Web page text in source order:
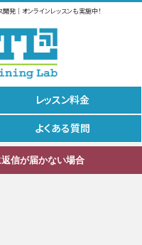
発｜オンラインレッスンも実施中！
レッスン料金
よくある質問
信が届かない場合